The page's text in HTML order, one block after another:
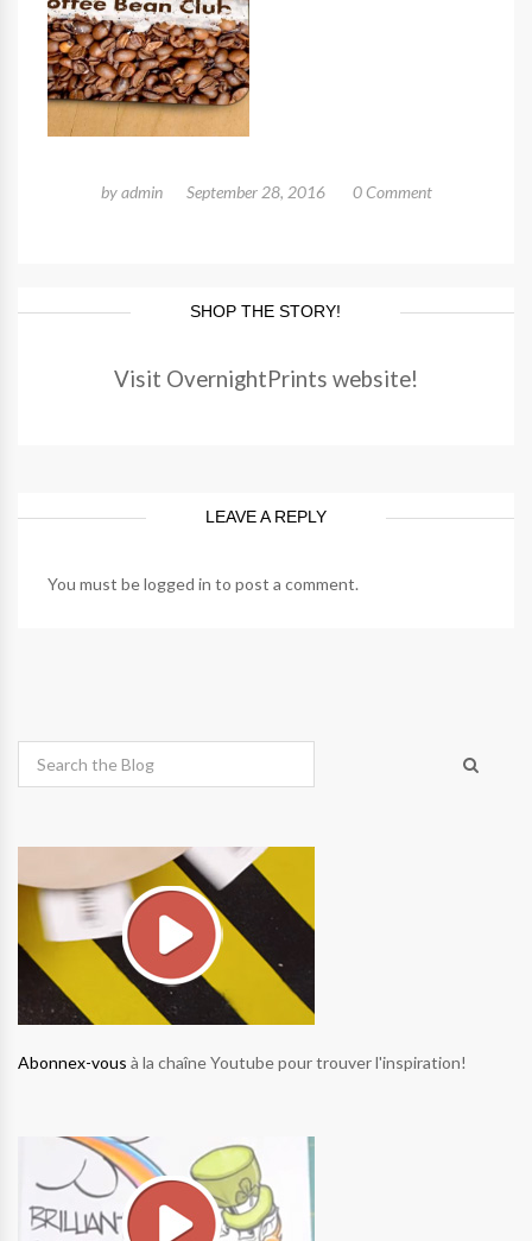
byadmin September 28, 2016 0 Comment
SHOP THE STORY!
Visit OvernightPrints website!
LEAVE A REPLY
You must belogged in to post a comment.
Abonnex-vous à la chaîne Youtube pour trouver l'inspiration!